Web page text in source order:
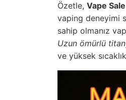
Özetle, Vape
vaping deneyimi
sahip olmanız
Uzun ömürlü
ve yüksek